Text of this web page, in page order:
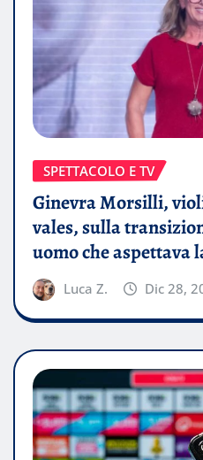
SPETTACOLO E TV
Ginevra Morsilli,
vales, sulla
uomo che aspettava
Luca Z. Dic 28,